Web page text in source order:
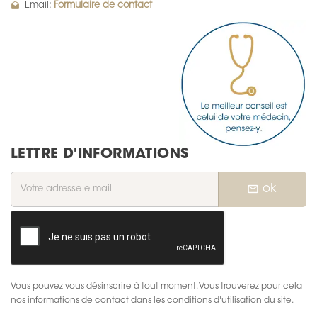
drafts Email: Formulaire de contact
LETTRE D'INFORMATIONS
mail_outline ok
Vous pouvez vous désinscrire à tout moment. Vous trouverez pour cela
nos informations de contact dans les conditions d'utilisation du site.